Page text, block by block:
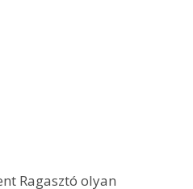
Ragasztó olyan